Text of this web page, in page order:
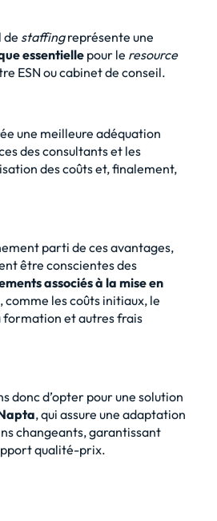
de staffingreprésente une
essentiellepour le resource
ESN ou cabinet de conseil.
une meilleure adéquation
des consultants et les
des coûts et, finalement,
parti de ces avantages,
être conscientes des
associés à la mise en
comme les coûts initiaux, le
formation et autres frais
donc d’opter pour une solution
, qui assure une adaptation
changeants, garantissant
qualité-prix.